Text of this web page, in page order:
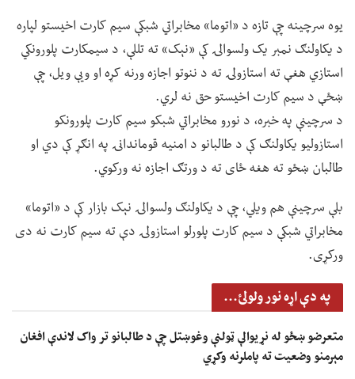
یوه سرچینه چې تازه د «اتوما» مخابراتي شبکې سیم کارت اخیستو لپاره
د یکاولنګ نمبر یک ولسوالۍ کې «نېک» ته تللې، د سیمکارت پلورونکي
استازي هغې ته استازولۍ ته د ننوتو اجازه ورنه کړه او ویې ویل، چې
ښځې د سیم کارت اخیستو حق نه لري.
د سرچینې په خبره، د نورو مخابراتي شبکو سیم کارت پلورونکو
استازولیو یکاولنګ کې د طالبانو د امنیه قوماندانۍ په انګړ کې دي او
طالبان ښځو ته هغه ځای ته د ورتګ اجازه نه ورکوي.
بلې سرچینې هم ویلي، چې د یکاولنګ ولسوالۍ نېک بازار کې د «اتوما»
مخابراتي شبکې د سیم کارت پلورلو استازولۍ دې ته سیم کارت نه دی
ورکړی.
په دې اړه نور ولولئ...
متعرضو ښځو له نړیوالې ټولنې وغوښتل چې د طالبانو تر واک لاندې افغان
مېرمنو وضعیت ته پاملرنه وکړي